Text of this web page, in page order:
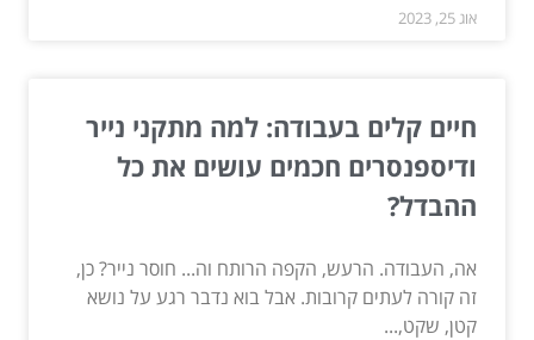
אוג 25, 2023
חיים קלים בעבודה: למה מתקני נייר
ודיספנסרים חכמים עושים את כל
ההבדל?
אה, העבודה. הרעש, הקפה הרותח וה... חוסר נייר? כן,
זה קורה לעתים קרובות. אבל בוא נדבר רגע על נושא
קטן, שקט,...